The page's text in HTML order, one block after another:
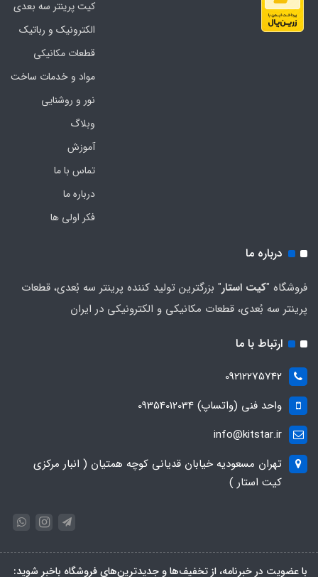
کیت پرینتر سه بعدی
الکترونیک و رباتیک
قطعات مکانیکی
مواد و خدمات ساخت
نور و روشنایی
وبلاگ
آموزش
تماس با ما
درباره ما
فکر اولی ها
درباره ما
فروشگاه "کیت استار" بزرگترین تولید کننده پرینتر سه بُعدی، قطعات
پرینتر سه بُعدی، قطعات مکانیکی و الکترونیکی در ایران
ارتباط با ما
09212275742
واحد فنی (واتساپ) 09354012034
info@kitstar.ir
تهران مسعودیه خیابان قدیانی کوچه همتیان ( انبار مرکزی
کیت استار )
با عضویت در خبرنامه، از تخفیف‌ها و جدیدترین‌های فروشگاه باخبر شوید: